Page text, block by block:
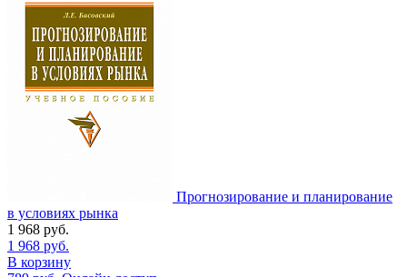
Прогнозирование и планирование
в условиях рынка
1 968 руб.
1 968 руб.
В корзину